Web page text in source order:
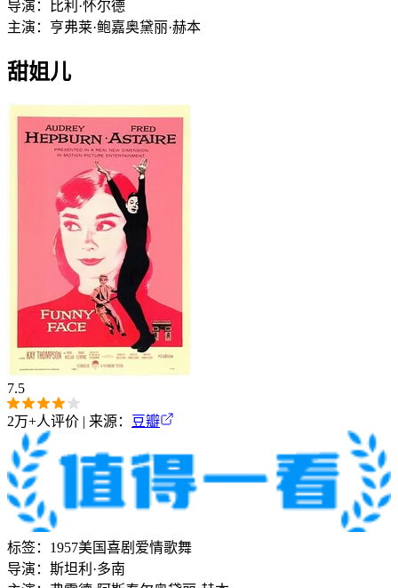
导演：
比利·怀尔德
主演： 亨弗莱·鲍嘉奥黛丽·赫本
甜姐儿
7.5
2万+人评价 | 来源： 豆瓣
标签： 1957美国喜剧 爱情歌舞
导演： 斯坦利·多南